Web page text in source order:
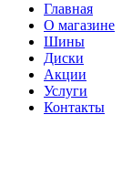
Главная
О магазине
Шины
Диски
Акции
Услуги
Контакты